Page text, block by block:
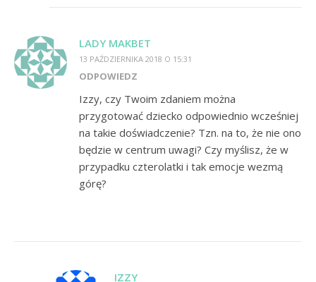
LADY MAKBET
13 PAŹDZIERNIKA 2018 O 15:31
ODPOWIEDZ
Izzy, czy Twoim zdaniem można
przygotować dziecko odpowiednio wcześniej
na takie doświadczenie? Tzn. na to, że nie ono
będzie w centrum uwagi? Czy myślisz, że w
przypadku czterolatki i tak emocje wezmą
górę?
IZZY